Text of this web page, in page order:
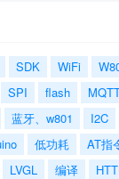
SDK WiFi
SPI flash
蓝牙、w801 I2C
低功耗 AT指
LVGL 编译